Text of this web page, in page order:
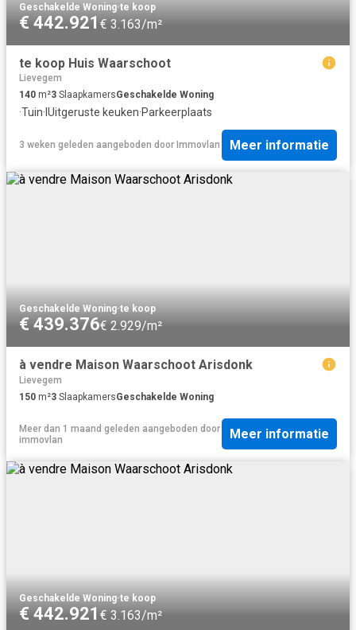
Geschakelde Woning·te koop
€ 442.921€ 3.163/m²
te koop Huis Waarschoot
Lievegem
140 m²3 SlaapkamersGeschakelde Woning
·Tuin· IUitgeruste keuken·Parkeerplaats
3 weken geleden aangeboden door Immovlan Meer informatie
Geschakelde Woning·te koop
€ 439.376€ 2.929/m²
à vendre Maison Waarschoot Arisdonk
Lievegem
150 m²3 SlaapkamersGeschakelde Woning
Meer dan 1 maand geleden aangeboden door
immovlan
Meer informatie
Geschakelde Woning·te koop
€ 442.921€ 3.163/m²